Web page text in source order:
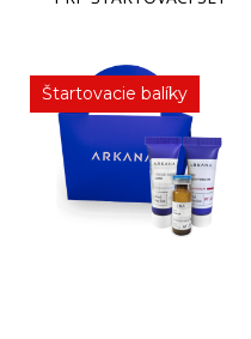
Štartovacie balíky